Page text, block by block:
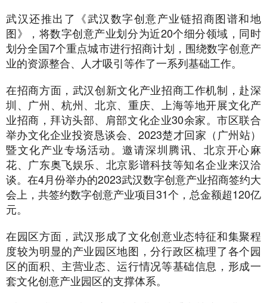
武汉还推出了《武汉数字创意产业链招商图谱和地
图》，将数字创意产业划分为近20个细分领域，同时
划分全国7个重点城市进行招商计划，围绕数字创意产
业的资源整合、人才吸引等作了一系列基础工作。
在招商方面，武汉创新文化产业招商工作机制，赴深
圳、广州、杭州、北京、重庆、上海等地开展文化产
业招商，拜访头部、肩部文化企业30余家。市区联合
举办文化企业投资恳谈会、2023楚才回家（广州站）
暨文化产业专场活动。邀请深圳腾讯、北京开心麻
花、广东奥飞娱乐、北京影谱科技等知名企业来汉洽
谈。在4月份举办的2023武汉数字创意产业招商签约大
会上，共签约数字创意产业项目31个，总金额超120亿
元。
在园区方面，武汉形成了文化创意业态特征和集聚程
度较为明显的产业园区地图，分行政区梳理了各个园
区的面积、主营业态、运行情况等基础信息，形成一
套文化创意产业园区的支撑体系。